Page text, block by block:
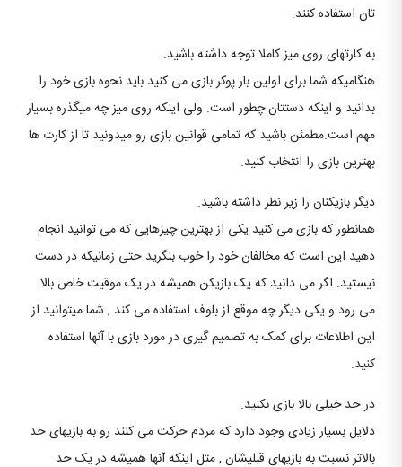
تان استفاده کنند.
به کارتهای روی میز کاملا توجه داشته باشید.
هنگامیکه شما برای اولین بار پوکر بازی می کنید باید نحوه بازی خود را
بدانید و اینکه دستتان چطور است. ولی اینکه روی میز چه میگذره بسیار
مهم است.مطمئن باشید که تمامی قوانین بازی رو میدونید تا از کارت ها
بهترین بازی را انتخاب کنید.
دیگر بازیکنان را زیر نظر داشته باشید.
همانطور که بازی می کنید یکی از بهترین چیزهایی که می توانید انجام
دهید این است که مخالفان خود را خوب بنگرید حتی زمانیکه در دست
نیستید. اگر می دانید که یک بازیکن همیشه در یک موقیت خاص بالا
می رود و یکی دیگر چه موقع از بلوف استفاده می کند , شما میتوانید از
این اطلاعات برای کمک به تصمیم گیری در مورد بازی با آنها استفاده
کنید.
در حد خیلی بالا بازی نکنید.
دلایل بسیار زیادی وجود دارد که مردم حرکت می کنند رو به بازیهای حد
بالاتر نسبت به بازیهای قبلیشان , مثل اینکه آنها همیشه در یک حد